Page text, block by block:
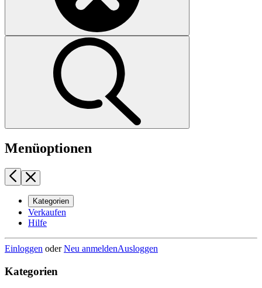
Menüoptionen
Kategorien
Verkaufen
Hilfe
Einloggen oderNeu anmeldenAusloggen
Kategorien